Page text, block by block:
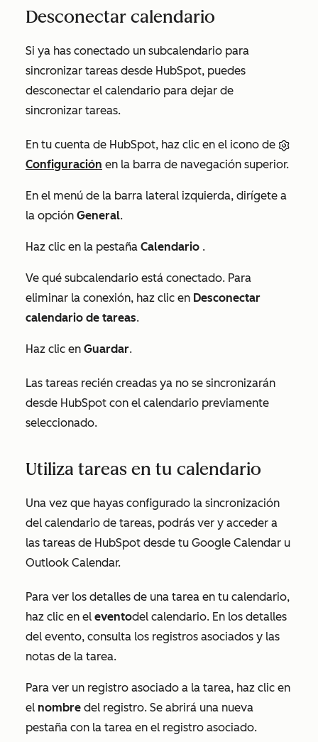
Desconectar calendario
Si ya has conectado un subcalendario para
sincronizar tareas desde HubSpot, puedes
desconectar el calendario para dejar de
sincronizar tareas.
En tu cuenta de HubSpot, haz clic en el icono de
Configuración en la barra de navegación superior.
En el menú de la barra lateral izquierda, dirígete a
la opción General.
Haz clic en la pestaña Calendario .
Ve qué subcalendario está conectado. Para
eliminar la conexión, haz clic en Desconectar
calendario de tareas.
Haz clic en Guardar.
Las tareas recién creadas ya no se sincronizarán
desde HubSpot con el calendario previamente
seleccionado.
Utiliza tareas en tu calendario
Una vez que hayas configurado la sincronización
del calendario de tareas, podrás ver y acceder a
las tareas de HubSpot desde tu Google Calendar u
Outlook Calendar.
Para ver los detalles de una tarea en tu calendario,
haz clic en el eventodel calendario. En los detalles
del evento, consulta los registros asociados y las
notas de la tarea.
Para ver un registro asociado a la tarea, haz clic en
el nombre del registro. Se abrirá una nueva
pestaña con la tarea en el registro asociado.